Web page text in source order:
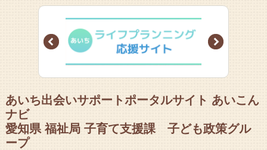
Prev Next
あいち出会いサポートポータルサイト あいこん
ナビ
愛知県 福祉局 子育て支援課 子ども政策グル
ープ